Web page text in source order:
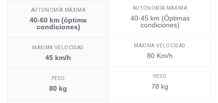
AUTONOMÍA MÁXIMA
40-60 km (óptima
condiciones)
MÁXIMA VELOCIDAD
45 km/h
PESO
80 kg
AUTONOMÍA MÁXIMA
40-45 km (Óptimas
condiciones)
MÁXIMA VELOCIDAD
80 Km/h
PESO
78 kg